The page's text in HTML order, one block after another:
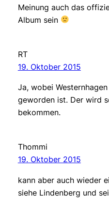
Meinung auch das
Album sein
RT
19. Oktober 2015
Ja, wobei
geworden ist. Der wird
bekommen.
Thommi
19. Oktober 2015
kann aber auch wieder
siehe Lindenberg und